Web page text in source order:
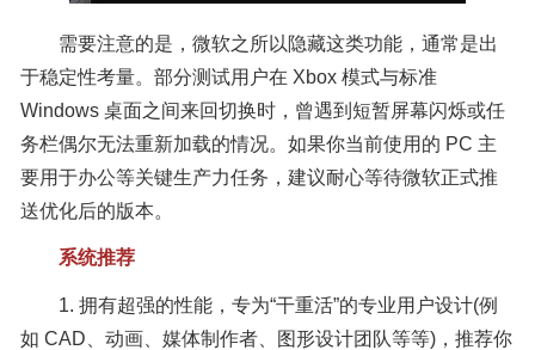
需要注意的是，微软之所以隐藏这类功能，通常是出
于稳定性考量。部分测试用户在 Xbox 模式与标准
Windows 桌面之间来回切换时，曾遇到短暂屏幕闪烁或任
务栏偶尔无法重新加载的情况。如果你当前使用的 PC 主
要用于办公等关键生产力任务，建议耐心等待微软正式推
送优化后的版本。
系统推荐
1. 拥有超强的性能，专为“干重活”的专业用户设计(例
如 CAD、动画、媒体制作者、图形设计团队等等)，推荐你